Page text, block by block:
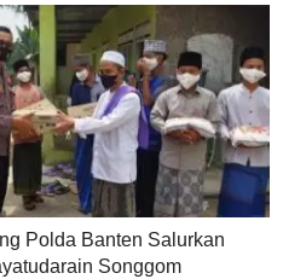
Polda Banten Salurkan
Songgom